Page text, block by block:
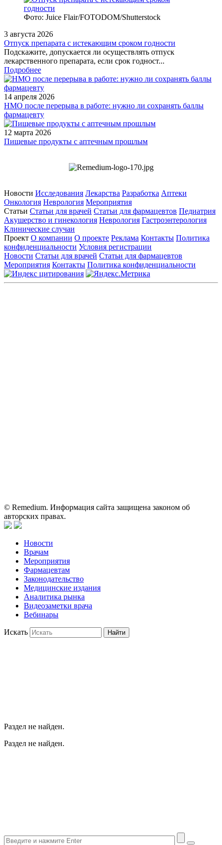
Фото: Juice Flair/FOTODOM/Shutterstoсk
3 августа 2026
Отпуск препарата с истекающим сроком годности
Подскажите, допускается ли осуществлять отпуск
лекарственного препарата, если срок годност...
Подробнее
14 апреля 2026
НМО после перерыва в работе: нужно ли сохранять баллы
фармацевту
12 марта 2026
Пищевые продукты с аптечным прошлым
Новости Исследования Лекарства Разработка Аптеки
Онкология Неврология Мероприятия
Статьи Статьи для врачей Статьи для фармацевтов Педиатрия
Акушерство и гинекология Неврология Гастроэнтерология
Клинические случаи
Проект О компании О проекте Реклама Контакты Политика
конфиденциальности Условия регистрации
Новости Статьи для врачей Статьи для фармацевтов
Мероприятия Контакты Политика конфиденциальности
© Remedium. Информация сайта защищена законом об
авторских правах.
Новости
Врачам
Мероприятия
Фармацевтам
Законодательство
Медицинские издания
Аналитика рынка
Видеозаметки врача
Вебинары
Искать Найти
Раздел не найден.
Раздел не найден.